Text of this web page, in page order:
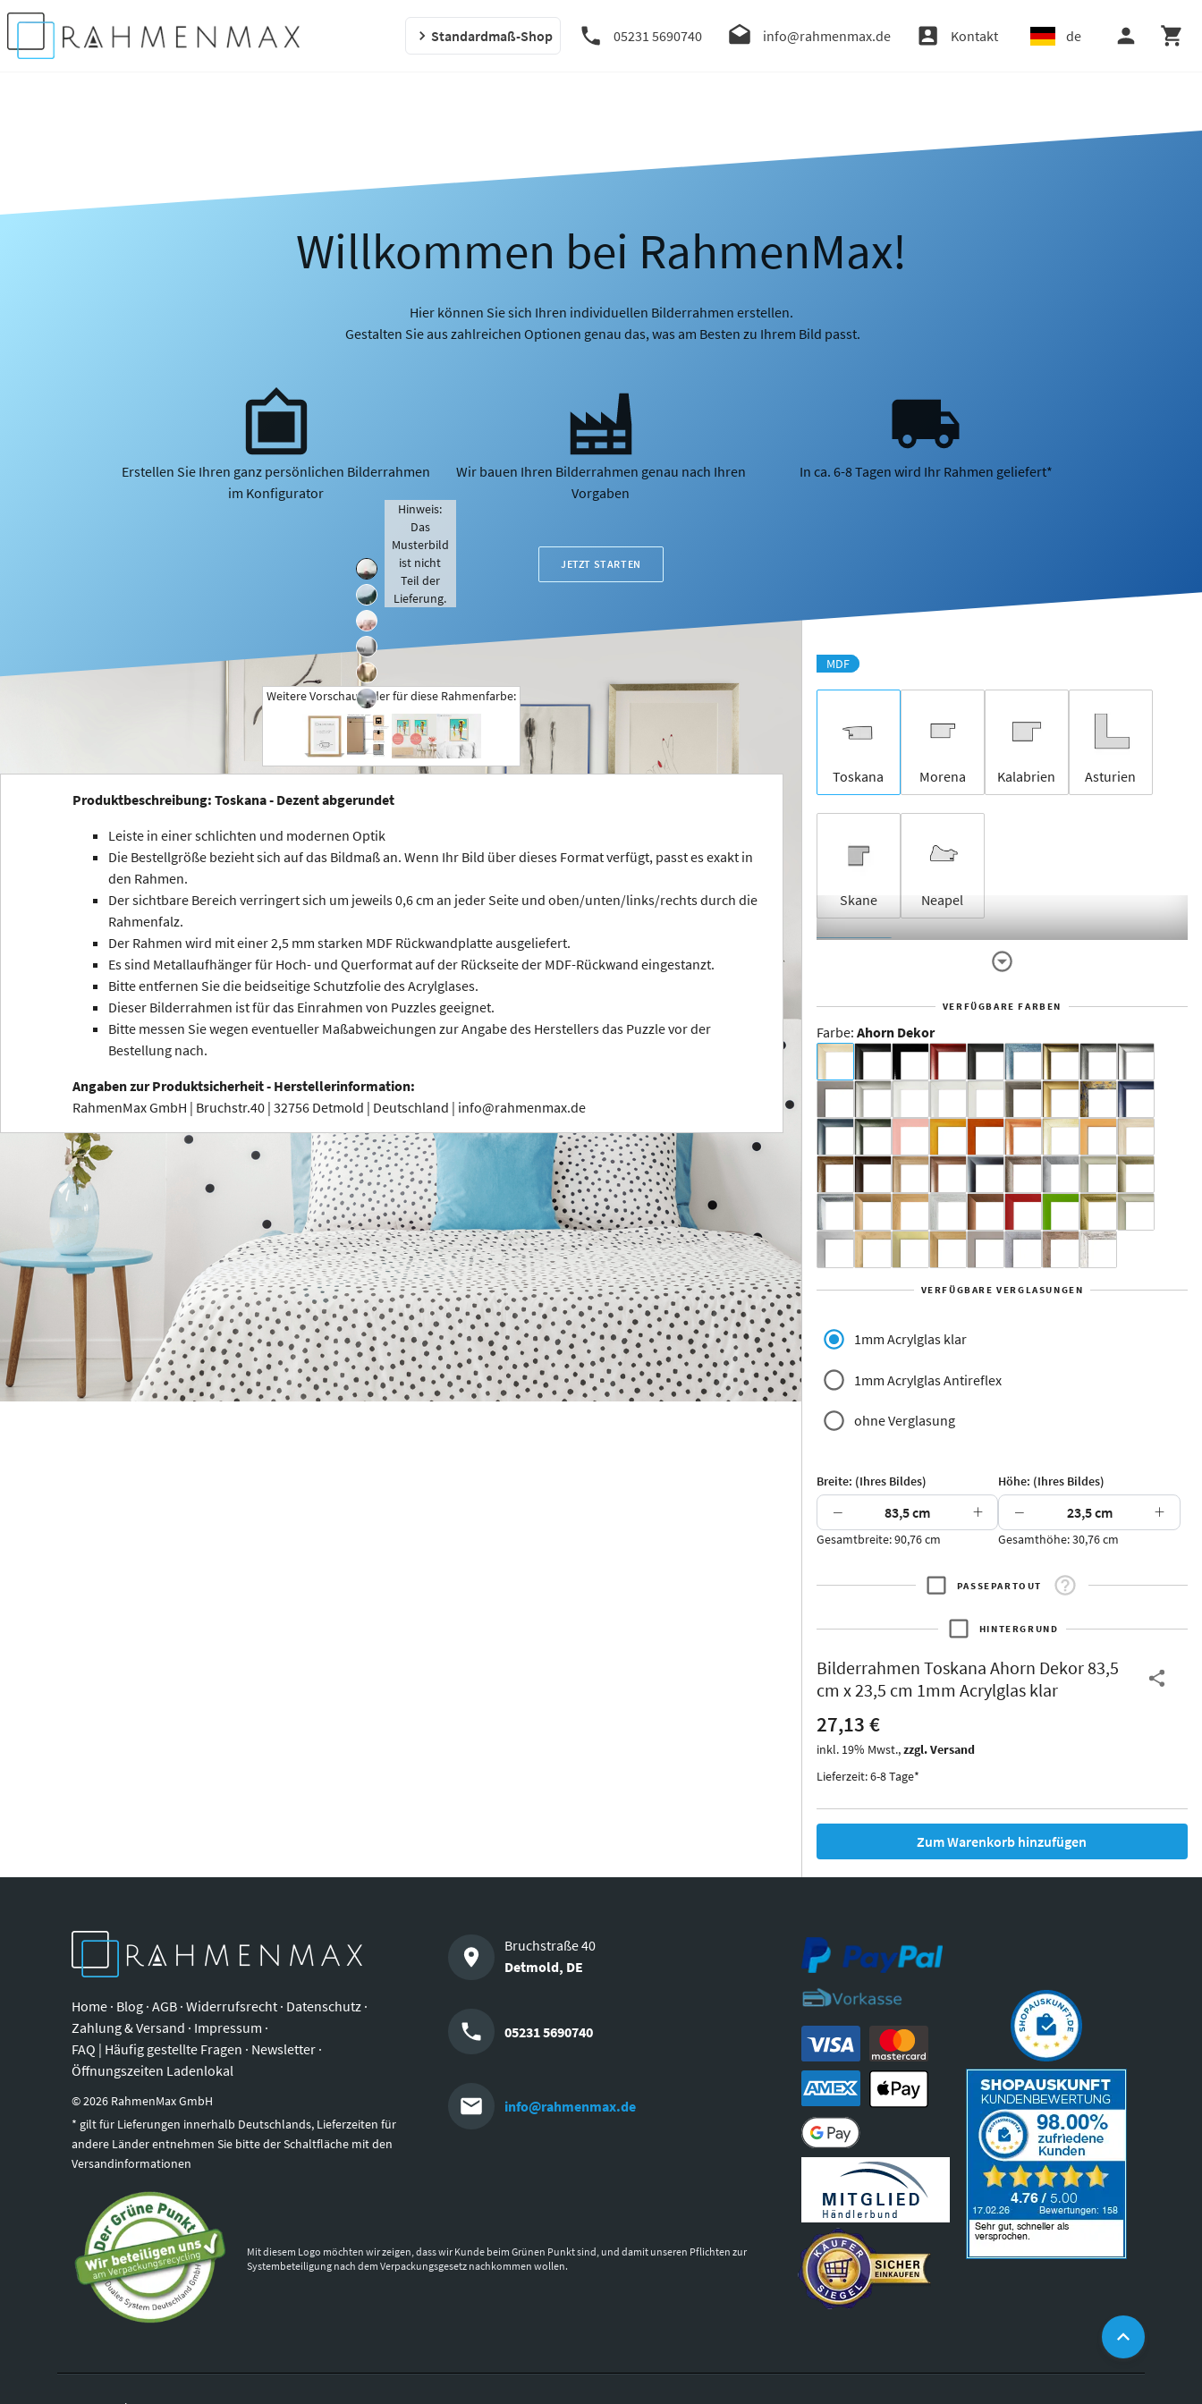
Standardmaß-Shop 05231 5690740 info@rahmenmax.de Kontakt de
Willkommen bei RahmenMax!
Hier können Sie sich Ihren individuellen Bilderrahmen erstellen.
Gestalten Sie aus zahlreichen Optionen genau das, was am Besten zu Ihrem Bild passt.
Erstellen Sie Ihren ganz persönlichen Bilderrahmen
im Konfigurator
Wir bauen Ihren Bilderrahmen genau nach Ihren
Vorgaben
In ca. 6-8 Tagen wird Ihr Rahmen geliefert*
JETZT STARTEN
+
Hinweis:
Das
Musterbild
ist nicht
Teil der
Lieferung.
Weitere Vorschaubilder für diese Rahmenfarbe:
Produktbeschreibung: Toskana - Dezent abgerundet
Leiste in einer schlichten und modernen Optik
Die Bestellgröße bezieht sich auf das Bildmaß an. Wenn Ihr Bild über dieses Format verfügt, passt es exakt in
den Rahmen.
Der sichtbare Bereich verringert sich um jeweils 0,6 cm an jeder Seite und oben/unten/links/rechts durch die
Rahmenfalz.
Der Rahmen wird mit einer 2,5 mm starken MDF Rückwandplatte ausgeliefert.
Es sind Metallaufhänger für Hoch- und Querformat auf der Rückseite der MDF-Rückwand eingestanzt.
Bitte entfernen Sie die beidseitige Schutzfolie des Acrylglases.
Dieser Bilderrahmen ist für das Einrahmen von Puzzles geeignet.
Bitte messen Sie wegen eventueller Maßabweichungen zur Angabe des Herstellers das Puzzle vor der
Bestellung nach.
Angaben zur Produktsicherheit - Herstellerinformation:
RahmenMax GmbH | Bruchstr.40 | 32756 Detmold | Deutschland | info@rahmenmax.de
MDF
Toskana Morena Kalabrien Asturien
Skane Neapel
Dakota -
Rahmenloser
Aluminium
Yukon Alaska
Jersey Dauphine
Arran Luzern Andros Attika
Thurgau
Thurgau
*Canvas*
Burgund
Kunststoff
Ohio
VERFÜGBARE FARBEN
Farbe: Ahorn Dekor
VERFÜGBARE VERGLASUNGEN
1mm Acrylglas klar
1mm Acrylglas Antireflex
ohne Verglasung
Breite: (Ihres Bildes)
− +
Gesamtbreite: 90,76 cm
Höhe: (Ihres Bildes)
− +
Gesamthöhe: 30,76 cm
PASSEPARTOUT
HINTERGRUND
Bilderrahmen Toskana Ahorn Dekor 83,5
cm x 23,5 cm 1mm Acrylglas klar
27,13 €
inkl. 19% Mwst.,zzgl. Versand
Lieferzeit: 6-8 Tage*
Zum Warenkorb hinzufügen
Home · Blog · AGB · Widerrufsrecht · Datenschutz ·
Zahlung & Versand · Impressum ·
FAQ | Häufig gestellte Fragen · Newsletter ·
Öffnungszeiten Ladenlokal
©2026 RahmenMax GmbH
* gilt für Lieferungen innerhalb Deutschlands, Lieferzeiten für
andere Länder entnehmen Sie bitte der Schaltfläche mit den
Versandinformationen
Bruchstraße 40
Detmold, DE
05231 5690740
info@rahmenmax.de
Mit diesem Logo möchten wir zeigen, dass wir Kunde beim Grünen Punkt sind, und damit unseren Pflichten zur
Systembeteiligung nach dem Verpackungsgesetz nachkommen wollen.